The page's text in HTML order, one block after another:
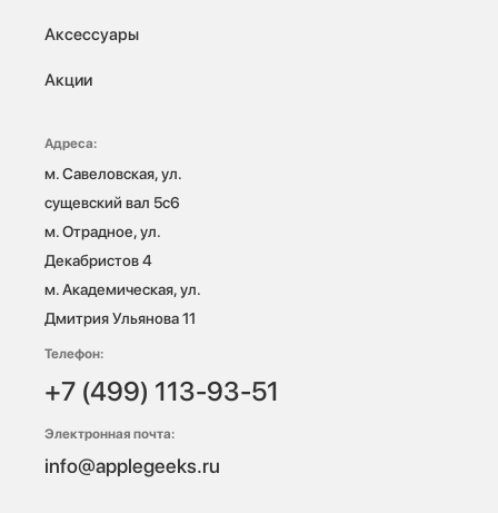
Аксессуары
Акции
Адреса:
м. Савеловская, ул.
сущевский вал 5с6
м. Отрадное, ул.
Декабристов 4
м. Академическая, ул.
Дмитрия Ульянова 11
Телефон:
+7 (499) 113-93-51
Электронная почта:
info@applegeeks.ru